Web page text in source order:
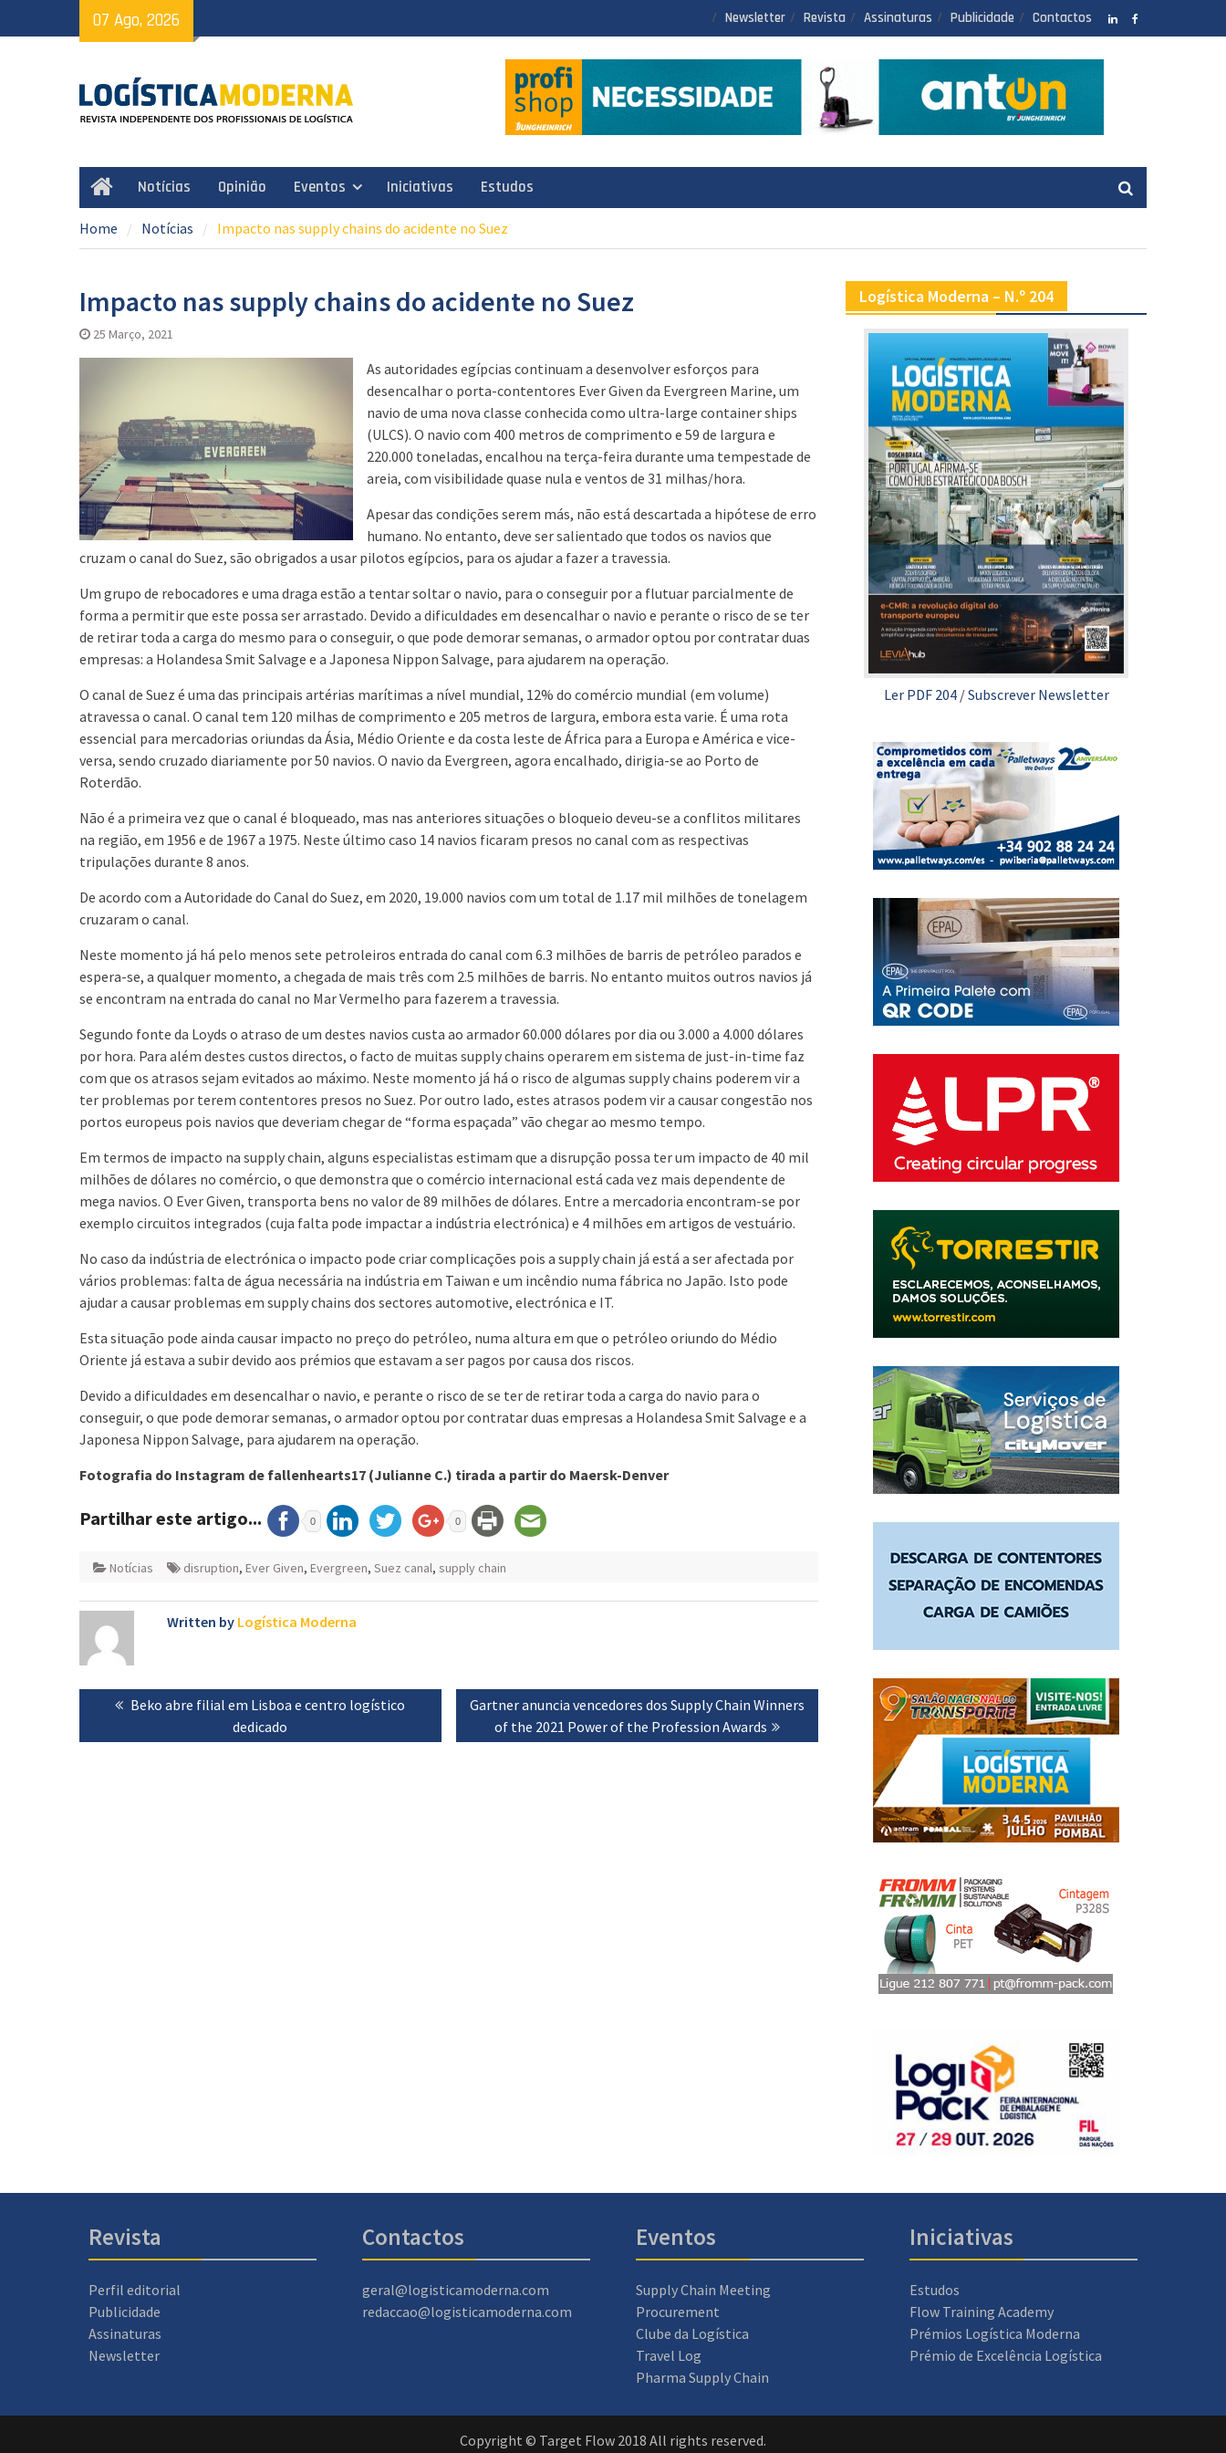
to
07 Ago, 2026 Newsletter Revista Assinaturas Publicidade Contactos
HomeNotícias Opinião Eventos Iniciativas Estudos
Home Notícias Impacto nas supply chains do acidente no Suez
Impacto nas supply chains do acidente no Suez
25 Março, 2021
As autoridades egípcias continuam a desenvolver esforços para
desencalhar o porta-contentores Ever Given da Evergreen Marine, um
navio de uma nova classe conhecida como ultra-large container ships
(ULCS). O navio com 400 metros de comprimento e 59 de largura e
220.000 toneladas, encalhou na terça-feira durante uma tempestade de
areia, com visibilidade quase nula e ventos de 31 milhas/hora.
Apesar das condições serem más, não está descartada a hipótese de erro
humano. No entanto, deve ser salientado que todos os navios que
cruzam o canal do Suez, são obrigados a usar pilotos egípcios, para os ajudar a fazer a travessia.
Um grupo de rebocadores e uma draga estão a tentar soltar o navio, para o conseguir por a flutuar parcialmente de
forma a permitir que este possa ser arrastado. Devido a dificuldades em desencalhar o navio e perante o risco de se ter
de retirar toda a carga do mesmo para o conseguir, o que pode demorar semanas, o armador optou por contratar duas
empresas: a Holandesa Smit Salvage e a Japonesa Nippon Salvage, para ajudarem na operação.
O canal de Suez é uma das principais artérias marítimas a nível mundial, 12% do comércio mundial (em volume)
atravessa o canal. O canal tem 120 milhas de comprimento e 205 metros de largura, embora esta varie. É uma rota
essencial para mercadorias oriundas da Ásia, Médio Oriente e da costa leste de África para a Europa e América e vice-
versa, sendo cruzado diariamente por 50 navios. O navio da Evergreen, agora encalhado, dirigia-se ao Porto de
Roterdão.
Não é a primeira vez que o canal é bloqueado, mas nas anteriores situações o bloqueio deveu-se a conflitos militares
na região, em 1956 e de 1967 a 1975. Neste último caso 14 navios ficaram presos no canal com as respectivas
tripulações durante 8 anos.
De acordo com a Autoridade do Canal do Suez, em 2020, 19.000 navios com um total de 1.17 mil milhões de tonelagem
cruzaram o canal.
Neste momento já há pelo menos sete petroleiros entrada do canal com 6.3 milhões de barris de petróleo parados e
espera-se, a qualquer momento, a chegada de mais três com 2.5 milhões de barris. No entanto muitos outros navios já
se encontram na entrada do canal no Mar Vermelho para fazerem a travessia.
Segundo fonte da Loyds o atraso de um destes navios custa ao armador 60.000 dólares por dia ou 3.000 a 4.000 dólares
por hora. Para além destes custos directos, o facto de muitas supply chains operarem em sistema de just-in-time faz
com que os atrasos sejam evitados ao máximo. Neste momento já há o risco de algumas supply chains poderem vir a
ter problemas por terem contentores presos no Suez. Por outro lado, estes atrasos podem vir a causar congestão nos
portos europeus pois navios que deveriam chegar de “forma espaçada” vão chegar ao mesmo tempo.
Em termos de impacto na supply chain, alguns especialistas estimam que a disrupção possa ter um impacto de 40 mil
milhões de dólares no comércio, o que demonstra que o comércio internacional está cada vez mais dependente de
mega navios. O Ever Given, transporta bens no valor de 89 milhões de dólares. Entre a mercadoria encontram-se por
exemplo circuitos integrados (cuja falta pode impactar a indústria electrónica) e 4 milhões em artigos de vestuário.
No caso da indústria de electrónica o impacto pode criar complicações pois a supply chain já está a ser afectada por
vários problemas: falta de água necessária na indústria em Taiwan e um incêndio numa fábrica no Japão. Isto pode
ajudar a causar problemas em supply chains dos sectores automotive, electrónica e IT.
Esta situação pode ainda causar impacto no preço do petróleo, numa altura em que o petróleo oriundo do Médio
Oriente já estava a subir devido aos prémios que estavam a ser pagos por causa dos riscos.
Devido a dificuldades em desencalhar o navio, e perante o risco de se ter de retirar toda a carga do navio para o
conseguir, o que pode demorar semanas, o armador optou por contratar duas empresas a Holandesa Smit Salvage e a
Japonesa Nippon Salvage, para ajudarem na operação.
Fotografia do Instagram de fallenhearts17 (Julianne C.) tirada a partir do Maersk-Denver
Partilhar este artigo... 0 0
Notícias disruption, Ever Given, Evergreen, Suez canal, supply chain
Written by Logística Moderna
Navegação
artigos
Previous
Beko abre filial em Lisboa e centro logístico
dedicado
Next
post:
Gartner anuncia vencedores dos Supply Chain Winners
of the 2021 Power of the Profession Awards
Logística Moderna – N.º 204
Ler PDF 204/Subscrever Newsletter
Revista
Perfil editorial
Publicidade
Assinaturas
Newsletter
Contactos
geral@logisticamoderna.com
redaccao@logisticamoderna.com
Eventos
Supply Chain Meeting
Procurement
Clube da Logística
Travel Log
Pharma Supply Chain
Iniciativas
Estudos
Flow Training Academy
Prémios Logística Moderna
Prémio de Excelência Logística
Copyright © Target Flow 2018 All rights reserved.